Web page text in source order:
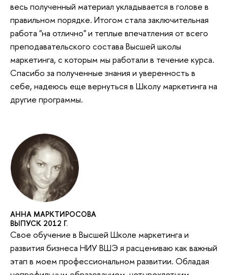
весь полученный материал укладывается в голове в
правильном порядке. Итогом стала заключительная
работа "на отлично" и теплые впечатления от всего
преподавательского состава Высшей школы
маркетинга, с которым мы работали в течение курса.
Спасибо за полученные знания и уверенность в
себе, надеюсь еще вернуться в Школу маркетинга на
другие программы.
АННА МАРКТИРОСОВА
ВЫПУСК 2012 Г.
Свое обучение в Высшей Школе маркетинга и
развития бизнеса НИУ ВШЭ я расцениваю как важный
этап в моем профессиональном развитии. Обладая